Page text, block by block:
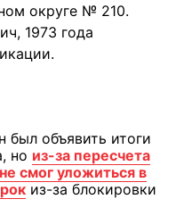
округе № 210.
1973 года
был объявить итоги
но из-за пересчета
смог уложиться в
из-за блокировки